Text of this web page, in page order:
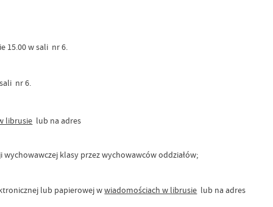
15.00 w sali nr 6.
nr 6.
librusie lub na adres
klasy przez wychowawców oddziałów;
lub papierowej wwiadomościach w librusie lub na adres